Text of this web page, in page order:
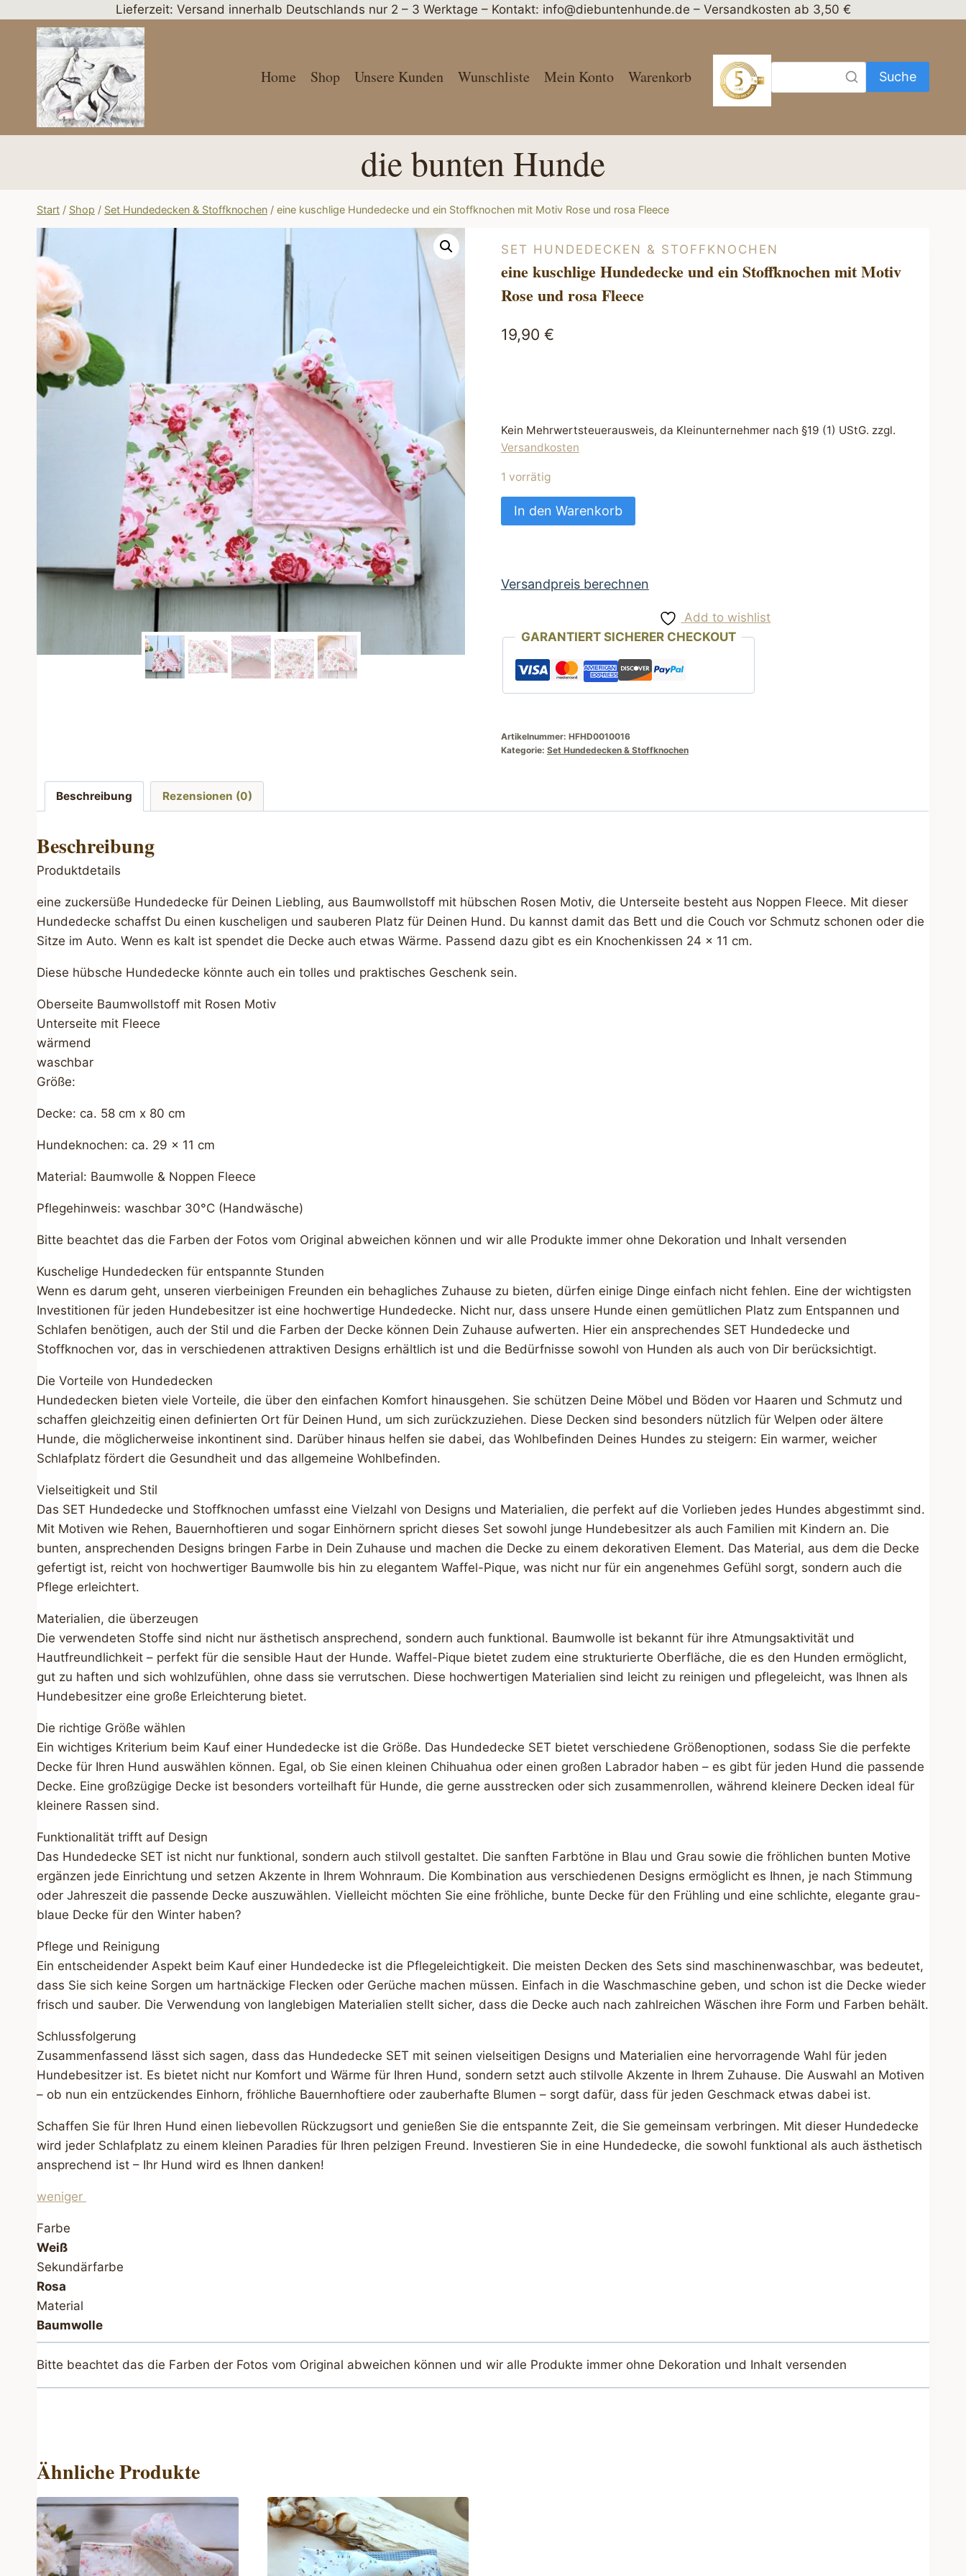
springen
Lieferzeit: Versand innerhalb Deutschlands nur 2 – 3 Werktage – Kontakt: info@diebuntenhunde.de – Versandkosten ab 3,50 €
Home Shop Unsere Kunden Wunschliste Mein Konto Warenkorb Suche
die bunten Hunde
Start / Shop / Set Hundedecken & Stoffknochen / eine kuschlige Hundedecke und ein Stoffknochen mit Motiv Rose und rosa Fleece
SET HUNDEDECKEN & STOFFKNOCHEN
eine kuschlige Hundedecke und ein Stoffknochen mit Motiv
Rose und rosa Fleece
19,90 €
Kein Mehrwertsteuerausweis, da Kleinunternehmer nach §19 (1) UStG. zzgl.
Versandkosten
1 vorrätig
eine
kuschlige
ein
Motiv
Rose
und
Menge
In den Warenkorb
Versandpreis berechnen
Add to wishlist
GARANTIERT SICHERER CHECKOUT
Artikelnummer: HFHD0010016
Kategorie: Set Hundedecken & Stoffknochen
Beschreibung Rezensionen (0)
Beschreibung
Produktdetails
eine zuckersüße Hundedecke für Deinen Liebling, aus Baumwollstoff mit hübschen Rosen Motiv, die Unterseite besteht aus Noppen Fleece. Mit dieser
Hundedecke schaffst Du einen kuscheligen und sauberen Platz für Deinen Hund. Du kannst damit das Bett und die Couch vor Schmutz schonen oder die
Sitze im Auto. Wenn es kalt ist spendet die Decke auch etwas Wärme. Passend dazu gibt es ein Knochenkissen 24 x 11 cm.
Diese hübsche Hundedecke könnte auch ein tolles und praktisches Geschenk sein.
Oberseite Baumwollstoff mit Rosen Motiv
Unterseite mit Fleece
wärmend
waschbar
Größe:
Decke: ca. 58 cm x 80 cm
Hundeknochen: ca. 29 x 11 cm
Material: Baumwolle & Noppen Fleece
Pflegehinweis: waschbar 30°C (Handwäsche)
Bitte beachtet das die Farben der Fotos vom Original abweichen können und wir alle Produkte immer ohne Dekoration und Inhalt versenden
Kuschelige Hundedecken für entspannte Stunden
Wenn es darum geht, unseren vierbeinigen Freunden ein behagliches Zuhause zu bieten, dürfen einige Dinge einfach nicht fehlen. Eine der wichtigsten
Investitionen für jeden Hundebesitzer ist eine hochwertige Hundedecke. Nicht nur, dass unsere Hunde einen gemütlichen Platz zum Entspannen und
Schlafen benötigen, auch der Stil und die Farben der Decke können Dein Zuhause aufwerten. Hier ein ansprechendes SET Hundedecke und
Stoffknochen vor, das in verschiedenen attraktiven Designs erhältlich ist und die Bedürfnisse sowohl von Hunden als auch von Dir berücksichtigt.
Die Vorteile von Hundedecken
Hundedecken bieten viele Vorteile, die über den einfachen Komfort hinausgehen. Sie schützen Deine Möbel und Böden vor Haaren und Schmutz und
schaffen gleichzeitig einen definierten Ort für Deinen Hund, um sich zurückzuziehen. Diese Decken sind besonders nützlich für Welpen oder ältere
Hunde, die möglicherweise inkontinent sind. Darüber hinaus helfen sie dabei, das Wohlbefinden Deines Hundes zu steigern: Ein warmer, weicher
Schlafplatz fördert die Gesundheit und das allgemeine Wohlbefinden.
Vielseitigkeit und Stil
Das SET Hundedecke und Stoffknochen umfasst eine Vielzahl von Designs und Materialien, die perfekt auf die Vorlieben jedes Hundes abgestimmt sind.
Mit Motiven wie Rehen, Bauernhoftieren und sogar Einhörnern spricht dieses Set sowohl junge Hundebesitzer als auch Familien mit Kindern an. Die
bunten, ansprechenden Designs bringen Farbe in Dein Zuhause und machen die Decke zu einem dekorativen Element. Das Material, aus dem die Decke
gefertigt ist, reicht von hochwertiger Baumwolle bis hin zu elegantem Waffel-Pique, was nicht nur für ein angenehmes Gefühl sorgt, sondern auch die
Pflege erleichtert.
Materialien, die überzeugen
Die verwendeten Stoffe sind nicht nur ästhetisch ansprechend, sondern auch funktional. Baumwolle ist bekannt für ihre Atmungsaktivität und
Hautfreundlichkeit – perfekt für die sensible Haut der Hunde. Waffel-Pique bietet zudem eine strukturierte Oberfläche, die es den Hunden ermöglicht,
gut zu haften und sich wohlzufühlen, ohne dass sie verrutschen. Diese hochwertigen Materialien sind leicht zu reinigen und pflegeleicht, was Ihnen als
Hundebesitzer eine große Erleichterung bietet.
Die richtige Größe wählen
Ein wichtiges Kriterium beim Kauf einer Hundedecke ist die Größe. Das Hundedecke SET bietet verschiedene Größenoptionen, sodass Sie die perfekte
Decke für Ihren Hund auswählen können. Egal, ob Sie einen kleinen Chihuahua oder einen großen Labrador haben – es gibt für jeden Hund die passende
Decke. Eine großzügige Decke ist besonders vorteilhaft für Hunde, die gerne ausstrecken oder sich zusammenrollen, während kleinere Decken ideal für
kleinere Rassen sind.
Funktionalität trifft auf Design
Das Hundedecke SET ist nicht nur funktional, sondern auch stilvoll gestaltet. Die sanften Farbtöne in Blau und Grau sowie die fröhlichen bunten Motive
ergänzen jede Einrichtung und setzen Akzente in Ihrem Wohnraum. Die Kombination aus verschiedenen Designs ermöglicht es Ihnen, je nach Stimmung
oder Jahreszeit die passende Decke auszuwählen. Vielleicht möchten Sie eine fröhliche, bunte Decke für den Frühling und eine schlichte, elegante grau-
blaue Decke für den Winter haben?
Pflege und Reinigung
Ein entscheidender Aspekt beim Kauf einer Hundedecke ist die Pflegeleichtigkeit. Die meisten Decken des Sets sind maschinenwaschbar, was bedeutet,
dass Sie sich keine Sorgen um hartnäckige Flecken oder Gerüche machen müssen. Einfach in die Waschmaschine geben, und schon ist die Decke wieder
frisch und sauber. Die Verwendung von langlebigen Materialien stellt sicher, dass die Decke auch nach zahlreichen Wäschen ihre Form und Farben behält.
Schlussfolgerung
Zusammenfassend lässt sich sagen, dass das Hundedecke SET mit seinen vielseitigen Designs und Materialien eine hervorragende Wahl für jeden
Hundebesitzer ist. Es bietet nicht nur Komfort und Wärme für Ihren Hund, sondern setzt auch stilvolle Akzente in Ihrem Zuhause. Die Auswahl an Motiven
– ob nun ein entzückendes Einhorn, fröhliche Bauernhoftiere oder zauberhafte Blumen – sorgt dafür, dass für jeden Geschmack etwas dabei ist.
Schaffen Sie für Ihren Hund einen liebevollen Rückzugsort und genießen Sie die entspannte Zeit, die Sie gemeinsam verbringen. Mit dieser Hundedecke
wird jeder Schlafplatz zu einem kleinen Paradies für Ihren pelzigen Freund. Investieren Sie in eine Hundedecke, die sowohl funktional als auch ästhetisch
ansprechend ist – Ihr Hund wird es Ihnen danken!
weniger
Farbe
Weiß
Sekundärfarbe
Rosa
Material
Baumwolle
Bitte beachtet das die Farben der Fotos vom Original abweichen können und wir alle Produkte immer ohne Dekoration und Inhalt versenden
Ähnliche Produkte